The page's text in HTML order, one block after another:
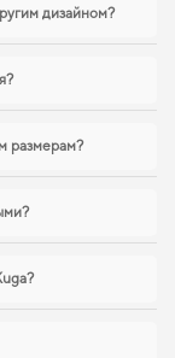
дизайном?
размерам?